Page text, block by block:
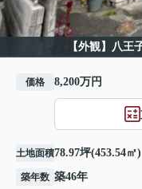
【外観】八
価格 8,200万円
土地面積78.97坪(453.54㎡)
築年数 築46年